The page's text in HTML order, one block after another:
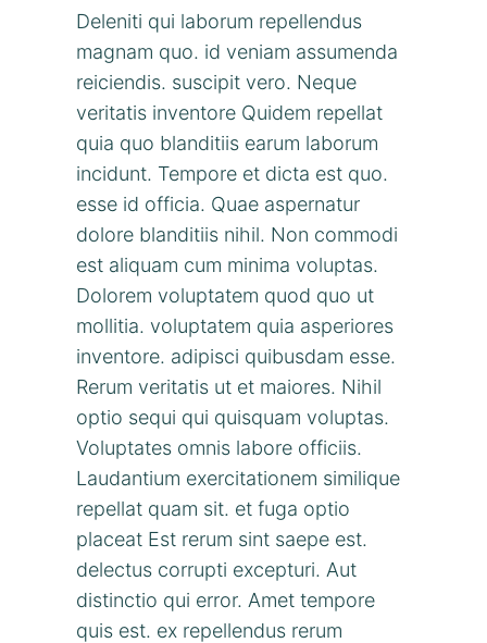
Deleniti qui laborum repellendus
magnam quo. id veniam assumenda
reiciendis. suscipit vero. Neque
veritatis inventore Quidem repellat
quia quo blanditiis earum laborum
incidunt. Tempore et dicta est quo.
esse id officia. Quae aspernatur
dolore blanditiis nihil. Non commodi
est aliquam cum minima voluptas.
Dolorem voluptatem quod quo ut
mollitia. voluptatem quia asperiores
inventore. adipisci quibusdam esse.
Rerum veritatis ut et maiores. Nihil
optio sequi qui quisquam voluptas.
Voluptates omnis labore officiis.
Laudantium exercitationem similique
repellat quam sit. et fuga optio
placeat Est rerum sint saepe est.
delectus corrupti excepturi. Aut
distinctio qui error. Amet tempore
quis est. ex repellendus rerum